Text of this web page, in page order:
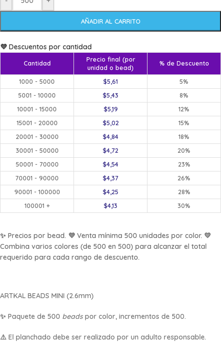
AÑADIR AL CARRITO
💜 Descuentos por cantidad
Cantidad
Precio final (por
unidad o bead)
% de Descuento
1000 - 5000 $5,61
5%
5001 - 10000
$5,43
8%
10001 - 15000
$5,19
12%
15001 - 20000
$5,02
15%
20001 - 30000
$4,84
18%
30001 - 50000
$4,72
20%
50001 - 70000
$4,54
23%
70001 - 90000
$4,37
26%
90001 - 100000
$4,25
28%
100001 +
$4,13 30%
✨ Precios por bead. 💜 Venta mínima 500 unidades por color. 💛
Combina varios colores (de 500 en 500) para alcanzar el total
requerido para cada rango de descuento.
ARTKAL BEADS MINI (2.6mm)
✨ Paquete de 500 beadspor color, incrementos de 500.
⚠️ El planchado debe ser realizado por un adulto responsable.